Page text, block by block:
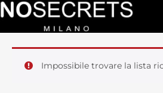
Impossibile trovare la lista